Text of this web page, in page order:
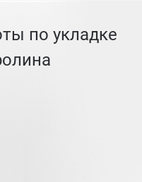
по укладке